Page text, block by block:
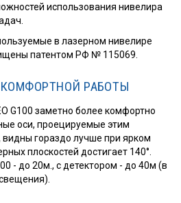
использования нивелира
в лазерном нивелире
патентом РФ № 115069.
РАБОТЫ
G100 заметно более комфортно
оси, проецируемые этим
видны гораздо лучше при ярком
плоскостей достигает 140°.
- до 20м., с детектором - до 40м (в